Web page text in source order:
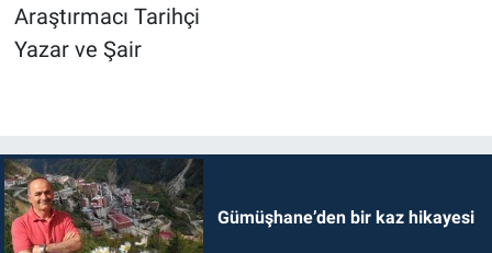
Araştırmacı Tarihçi
Yazar ve Şair
Gümüşhane’den bir kaz hikayesi